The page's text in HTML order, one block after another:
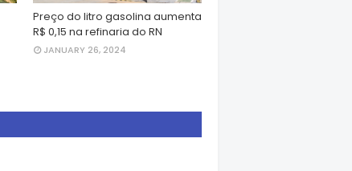
Preço do litro gasolina aumenta
R$ 0,15 na refinaria do RN
JANUARY 26, 2024